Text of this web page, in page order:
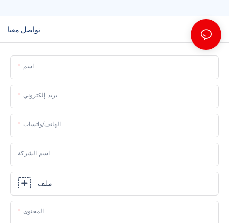
تواصل معنا
اسم
بريد إلكتروني
الهاتف/واتساب
اسم الشركة
ملف
المحتوى